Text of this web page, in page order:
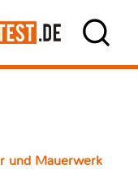
und Mauerwerk